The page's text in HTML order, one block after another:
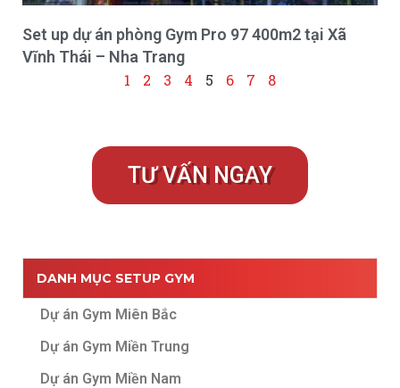
Set up dự án phòng Gym Pro 97 400m2 tại Xã
Vĩnh Thái – Nha Trang
1
2 3 4 5 6 7 8
TƯ VẤN NGAY
DANH MỤC SETUP GYM
Dự án Gym Miên Bắc
Dự án Gym Miền Trung
Dự án Gym Miền Nam